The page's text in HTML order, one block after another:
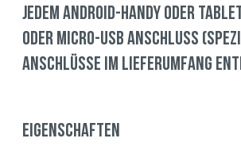
jedem Android-Handy oder Tablet
oder Micro-USB Anschluss
Anschlüsse im Lieferumfang
Eigenschaften